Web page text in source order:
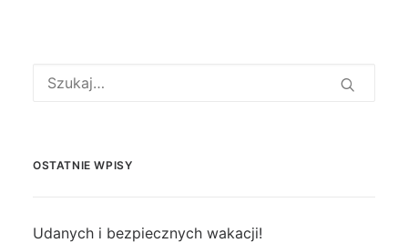
OSTATNIE WPISY
Udanych i bezpiecznych wakacji!